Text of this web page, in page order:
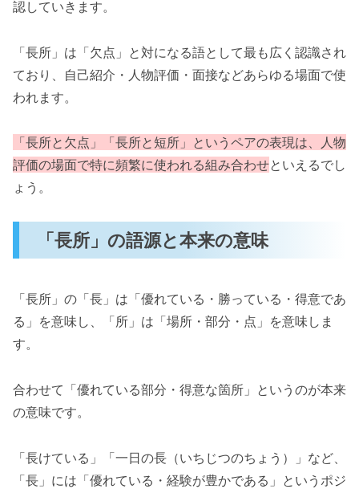
認していきます。
「長所」は「欠点」と対になる語として最も広く認識され
ており、自己紹介・人物評価・面接などあらゆる場面で使
われます。
「長所と欠点」「長所と短所」というペアの表現は、人物
評価の場面で特に頻繁に使われる組み合わせといえるでし
ょう。
「長所」の語源と本来の意味
「長所」の「長」は「優れている・勝っている・得意であ
る」を意味し、「所」は「場所・部分・点」を意味しま
す。
合わせて「優れている部分・得意な箇所」というのが本来
の意味です。
「長けている」「一日の長（いちじつのちょう）」など、
「長」には「優れている・経験が豊かである」というポジ